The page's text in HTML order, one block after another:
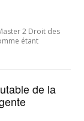
2 Droit des
étant
de la